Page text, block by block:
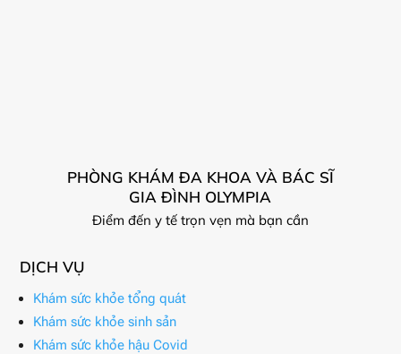
PHÒNG KHÁM ĐA KHOA VÀ BÁC SĨ
GIA ĐÌNH OLYMPIA
Điểm đến y tế trọn vẹn mà bạn cần
DỊCH VỤ
Khám sức khỏe tổng quát
Khám sức khỏe sinh sản
Khám sức khỏe hậu Covid